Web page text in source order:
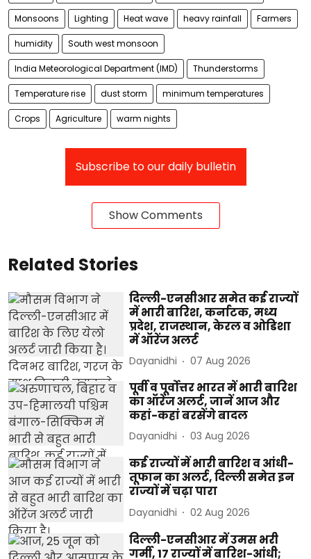
Monsoons Lighting Heat wave heavy rainfall Farmers
humidity South west monsoon
India Meteorological Department (IMD) Thunderstorms
Temperature rise dust storm minimum temperatures
Crops Agriculture warm nights
Subscribe to our daily bulletin
Show Comments
Related Stories
दिल्ली-एनसीआर समेत कई राज्यों
में भारी बारिश, कर्नाटक, मध्य
प्रदेश, राजस्थान, केरल व ओडिशा
में ऑरेंज अलर्ट
Dayanidhi 07 Aug 2026
पूर्वी व पूर्वोत्तर भारत में भारी बारिश
का ऑरेंज अलर्ट, जानें आज और
कहां-कहां बरसेंगे बादल
Dayanidhi 03 Aug 2026
कई राज्यों में भारी बारिश व आंधी-
तूफान का अलर्ट, दिल्ली समेत इन
राज्यों में चढ़ा पारा
Dayanidhi 02 Aug 2026
दिल्ली-एनसीआर में उमस भरी
गर्मी, 17 राज्यों में बारिश-आंधी;